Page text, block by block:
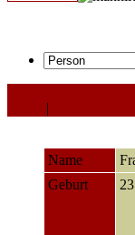
|
Name
Geburt